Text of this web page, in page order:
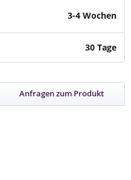
3-4 Wochen
30 Tage
Anfragen zum Produkt